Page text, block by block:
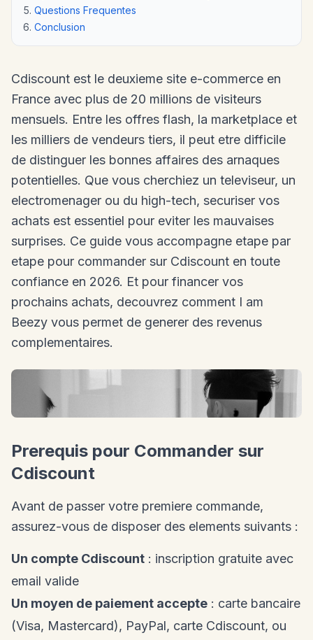
Questions Frequentes
Conclusion
Cdiscount est le deuxieme site e-commerce en
France avec plus de 20 millions de visiteurs
mensuels. Entre les offres flash, la marketplace et
les milliers de vendeurs tiers, il peut etre difficile
de distinguer les bonnes affaires des arnaques
potentielles. Que vous cherchiez un televiseur, un
electromenager ou du high-tech, securiser vos
achats est essentiel pour eviter les mauvaises
surprises. Ce guide vous accompagne etape par
etape pour commander sur Cdiscount en toute
confiance en 2026. Et pour financer vos
prochains achats, decouvrez comment I am
Beezy vous permet de generer des revenus
complementaires.
Prerequis pour Commander sur
Cdiscount
Avant de passer votre premiere commande,
assurez-vous de disposer des elements suivants :
Un compte Cdiscount : inscription gratuite avec
email valide
Un moyen de paiement accepte : carte bancaire
(Visa, Mastercard), PayPal, carte Cdiscount, ou